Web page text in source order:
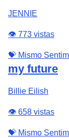
JENNIE
👁️ 773 vistas
💝 Mismo
my future
Billie Eilish
👁️ 658 vistas
💝 Mismo